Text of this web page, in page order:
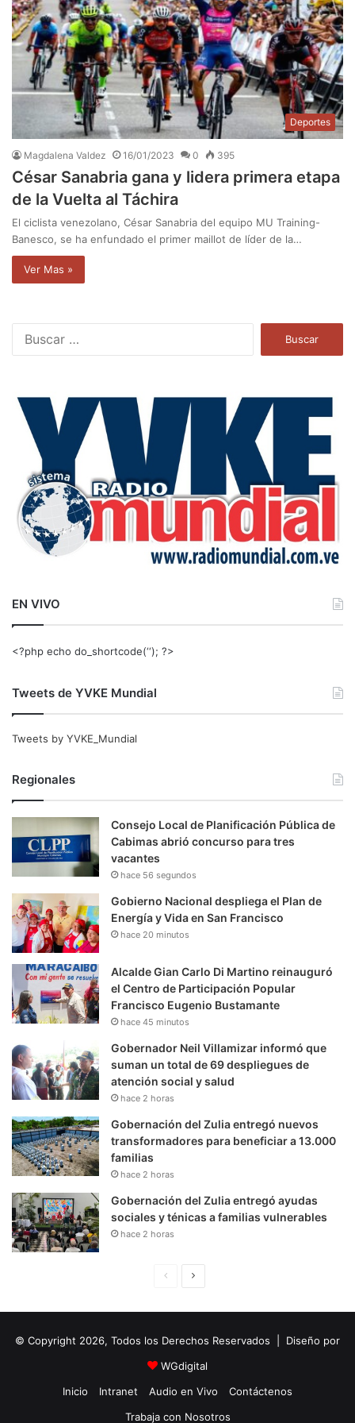
Deportes
Magdalena Valdez 16/01/2023 0 395
César Sanabria gana y lidera primera etapa
de la Vuelta al Táchira
El ciclista venezolano, César Sanabria del equipo MU Training-
Banesco, se ha enfundado el primer maillot de líder de la…
Ver Mas »
a
EN VIVO
<?php echo do_shortcode(‘‘); ?>
Tweets de YVKE Mundial
Tweets by YVKE_Mundial
Regionales
Consejo Local de Planificación Pública de
Cabimas abrió concurso para tres
vacantes
hace 56 segundos
Gobierno Nacional despliega el Plan de
Energía y Vida en San Francisco
hace 20 minutos
Alcalde Gian Carlo Di Martino reinauguró
el Centro de Participación Popular
Francisco Eugenio Bustamante
hace 45 minutos
Gobernador Neil Villamizar informó que
suman un total de 69 despliegues de
atención social y salud
hace 2 horas
Gobernación del Zulia entregó nuevos
transformadores para beneficiar a 13.000
familias
hace 2 horas
Gobernación del Zulia entregó ayudas
sociales y ténicas a familias vulnerables
hace 2 horas
i
n
a
u
i
e
© Copyright 2026, Todos los Derechos Reservados | Diseño por
WGdigital
Inicio
Intranet Audio en Vivo
Contáctenos
Trabaja con Nosotros